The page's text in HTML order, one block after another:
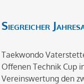
Siegreicher
Taekwondo
Offenen Technik Cup
Vereinswertung den